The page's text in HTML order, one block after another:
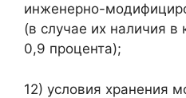
инженерно-
(в случае их наличия в
0,9 процента);
12) условия хранения